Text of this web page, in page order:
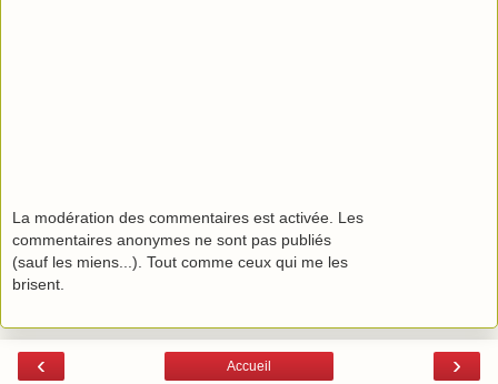
La modération des commentaires est activée. Les
commentaires anonymes ne sont pas publiés
(sauf les miens...). Tout comme ceux qui me les
brisent.
‹ ›
Accueil